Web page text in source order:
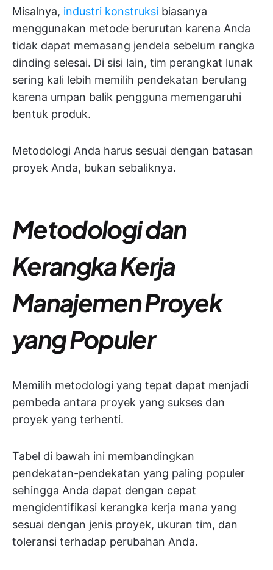
Misalnya, industri konstruksi biasanya
menggunakan metode berurutan karena Anda
tidak dapat memasang jendela sebelum rangka
dinding selesai. Di sisi lain, tim perangkat lunak
sering kali lebih memilih pendekatan berulang
karena umpan balik pengguna memengaruhi
bentuk produk.
Metodologi Anda harus sesuai dengan batasan
proyek Anda, bukan sebaliknya.
Metodologi dan
Kerangka Kerja
Manajemen Proyek
yang Populer
Memilih metodologi yang tepat dapat menjadi
pembeda antara proyek yang sukses dan
proyek yang terhenti.
Tabel di bawah ini membandingkan
pendekatan-pendekatan yang paling populer
sehingga Anda dapat dengan cepat
mengidentifikasi kerangka kerja mana yang
sesuai dengan jenis proyek, ukuran tim, dan
toleransi terhadap perubahan Anda.